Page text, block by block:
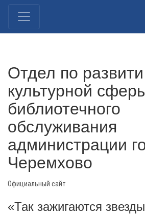
Отдел по
культурной
библиотечного
обслуживания
администрации
Черемхово
Официальный сайт
«Так зажигаются